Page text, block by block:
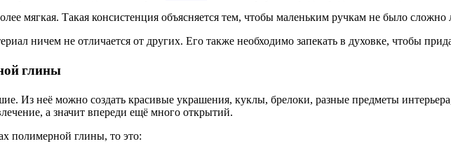
мягкая. Такая консистенция объясняется тем, чтобы маленьким ручкам не было сложно
ничем не отличается от других. Его также необходимо запекать в духовке, чтобы
глины
Из неё можно создать красивые украшения, куклы, брелоки, разные предметы
а значит впереди ещё много открытий.
полимерной глины, то это: